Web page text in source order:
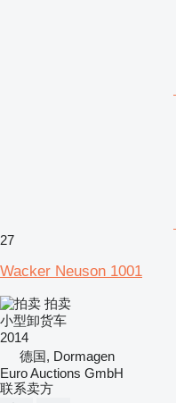
27
Wacker Neuson 1001
拍卖
小型卸货车
2014
德国, Dormagen
Euro Auctions GmbH
联系卖方